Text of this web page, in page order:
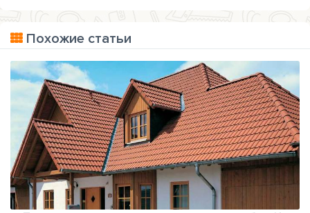
Похожие статьи